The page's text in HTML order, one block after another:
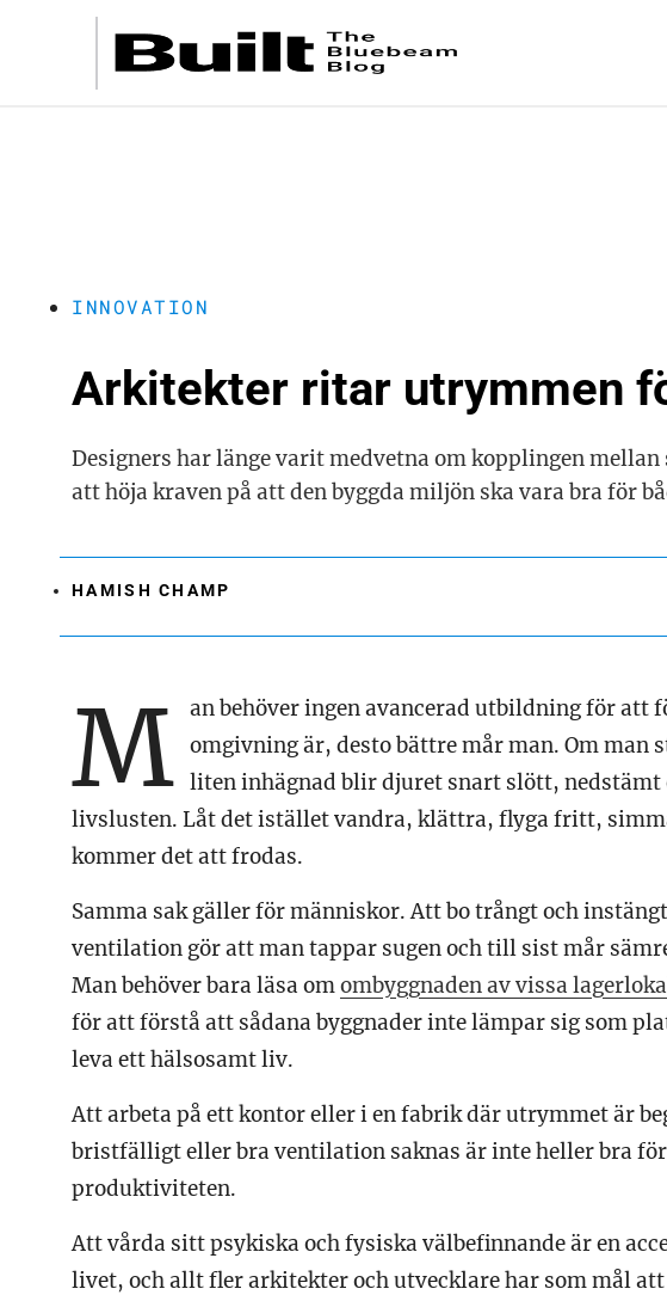
INNOVATION
Arkitekter ritar utrymmen
Designers har länge varit medvetna om kopplingen
att höja kraven på att den byggda miljön ska vara bra för
HAMISH CHAMP
M an behöver ingen avancerad utbildning för att
omgivning är, desto bättre mår man. Om man
liten inhägnad blir djuret snart slött, nedstämt
livslusten. Låt det istället vandra, klättra, flyga fritt,
kommer det att frodas.
Samma sak gäller för människor. Att bo trångt och
ventilation gör att man tappar sugen och till sist mår
Man behöver bara läsa omombyggnaden av vissa
för att förstå att sådana byggnader inte lämpar sig som
leva ett hälsosamt liv.
Att arbeta på ett kontor eller i en fabrik där utrymmet är
bristfälligt eller bra ventilation saknas är inte heller bra
produktiviteten.
Att vårda sitt psykiska och fysiska välbefinnande är en
livet, och allt fler arkitekter och utvecklare har som mål att